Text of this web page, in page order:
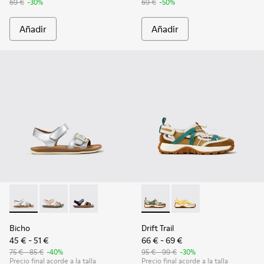
69 € -30%
Añadir
69 € -50%
Añadir
Bicho - K800672-004 - Sandalias de piel grises para niños.
Bicho - K800672-003 - Sandalias de nobuk y piel
Bicho - K800672-002
Bicho
45 € - 51 €
75 € - 85 € -40%
Precio final acorde a la talla
Drift Trail - K800695-002 -
Drift Trail -
Drift Trail
66 € - 69 €
95 € - 99 € -30%
Precio final acorde a la talla